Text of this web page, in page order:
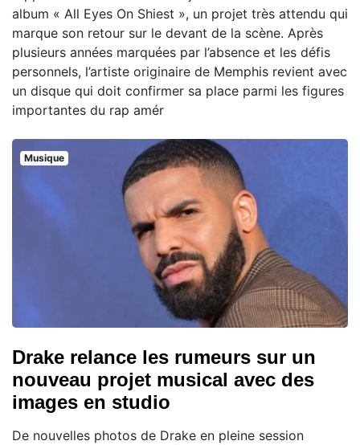
album « All Eyes On Shiest », un projet très attendu qui
marque son retour sur le devant de la scène. Après
plusieurs années marquées par l’absence et les défis
personnels, l’artiste originaire de Memphis revient avec
un disque qui doit confirmer sa place parmi les figures
importantes du rap amér
Musique
Drake relance les rumeurs sur un
nouveau projet musical avec des
images en studio
De nouvelles photos de Drake en pleine session